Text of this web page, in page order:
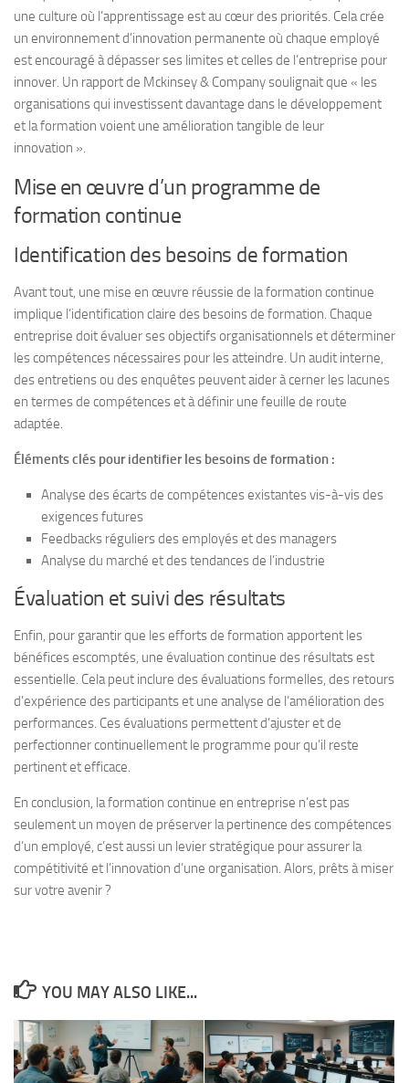
une culture où l’apprentissage est au cœur des priorités. Cela crée
un environnement d’innovation permanente où chaque employé
est encouragé à dépasser ses limites et celles de l’entreprise pour
innover. Un rapport de Mckinsey & Companysoulignait que « les
organisations qui investissent davantage dans le développement
et la formation voient une amélioration tangible de leur
innovation ».
Mise en œuvre d’un programme de
formation continue
Identification des besoins de formation
Avant tout, une mise en œuvre réussie de la formation continue
implique l’identification claire des besoins de formation. Chaque
entreprise doit évaluer ses objectifs organisationnels et déterminer
les compétences nécessaires pour les atteindre. Un audit interne,
des entretiens ou des enquêtes peuvent aider à cerner les lacunes
en termes de compétences et à définir une feuille de route
adaptée.
Éléments clés pour identifier les besoins de formation :
Analyse des écarts de compétences existantes vis-à-vis des
exigences futures
Feedbacks réguliers des employés et des managers
Analyse du marché et des tendances de l’industrie
Évaluation et suivi des résultats
Enfin, pour garantir que les efforts de formation apportent les
bénéfices escomptés, une évaluation continue des résultats est
essentielle. Cela peut inclure des évaluations formelles, des retours
d’expérience des participants et une analyse de l’amélioration des
performances. Ces évaluations permettent d’ajuster et de
perfectionner continuellement le programme pour qu’il reste
pertinent et efficace.
En conclusion, la formation continue en entreprise n’est pas
seulement un moyen de préserver la pertinence des compétences
d’un employé, c’est aussi un levier stratégique pour assurer la
compétitivité et l’innovation d’une organisation. Alors, prêts à miser
sur votre avenir ?
YOU MAY ALSO LIKE...